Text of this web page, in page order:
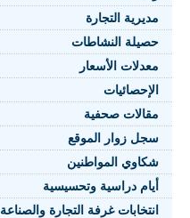
النصوص 2021
FRANÇAIS
مديرية التجارة
حصيلة النشاطات
معدلات الأسعار
الإحصائيات
مقالات صحفية
سجل زوار الموقع
شكاوي المواطنين
أيام دراسية وتحسيسية
انتخابات غرفة التجارة والصناعة